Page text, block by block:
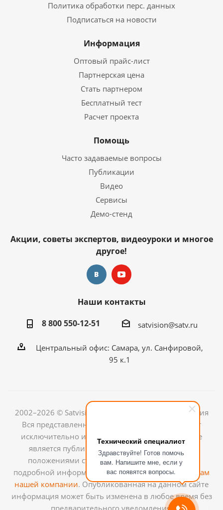
Технический специалист
Здравствуйте! Готов помочь
вам. Напишите мне, если у
вас появятся вопросы.
Политика обработки перс. данных
Подписаться на новости
Информация
Оптовый прайс-лист
Партнерская цена
Стать партнером
Бесплатный тест
Расчет проекта
Помощь
Часто задаваемые вопросы
Публикации
Видео
Сервисы
Демо-стенд
Акции, советы экспертов, видеоуроки и многое
другое!
Наши контакты
8 800 550-12-51
satvision@satv.ru
Центральный офис: Самара, ул. Санфировой,
95 к.1
2002–2026 © Satvision — системы видеонаблюдения
Вся представленная на сайте информация носит
исключительно информационный характер и не
является публичной офертой, определяемой
положениями ст.437 (2) ГК РФ. Для получения
подробной информации обращайтесь кменеджерам
нашей компании. Опубликованная на данном сайте
информация может быть изменена в любое время без
предварительного уведомления.